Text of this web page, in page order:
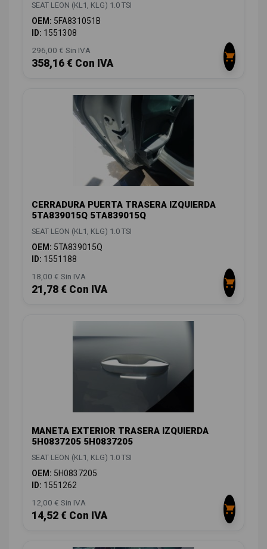
SEAT LEON (KL1, KLG) 1.0 TSI
OEM: 5FA831051B
ID: 1551308
296,00 € Sin IVA
358,16 € Con IVA
CERRADURA PUERTA TRASERA IZQUIERDA
5TA839015Q 5TA839015Q
SEAT LEON (KL1, KLG) 1.0 TSI
OEM: 5TA839015Q
ID: 1551188
18,00 € Sin IVA
21,78 € Con IVA
MANETA EXTERIOR TRASERA IZQUIERDA
5H0837205 5H0837205
SEAT LEON (KL1, KLG) 1.0 TSI
OEM: 5H0837205
ID: 1551262
12,00 € Sin IVA
14,52 € Con IVA